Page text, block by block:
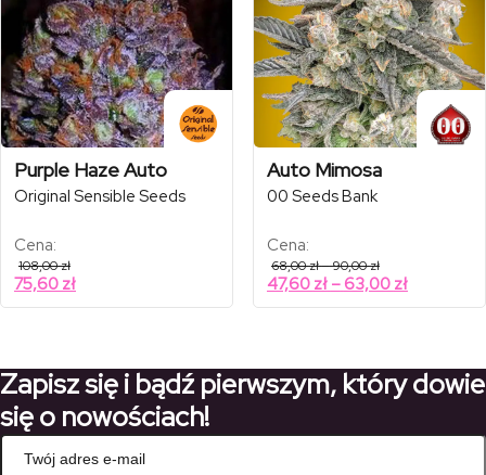
Purple Haze Auto
Original Sensible Seeds
Cena:
108,00zł
75,60 zł
Auto Mimosa
00 Seeds Bank
Cena:
68,00zł–90,00złZakres
cen:
od
68,00 zł
47,60 zł – 63,00 złZakres
cen:
63,00 zł
Zapisz się i bądź pierwszym, który dowie
się o nowościach!